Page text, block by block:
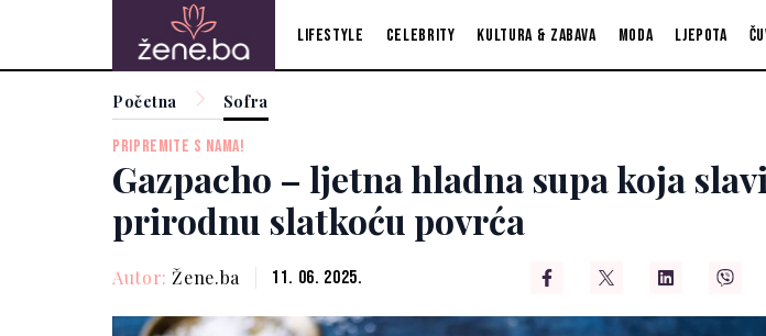
Lifestyle Celebrity Kultura & zabava Moda Ljepota
Početna Sofra
PRIPREMITE S NAMA!
Gazpacho – ljetna hladna supa koja slavi
prirodnu slatkoću povrća
Autor: Žene.ba 11. 06. 2025.